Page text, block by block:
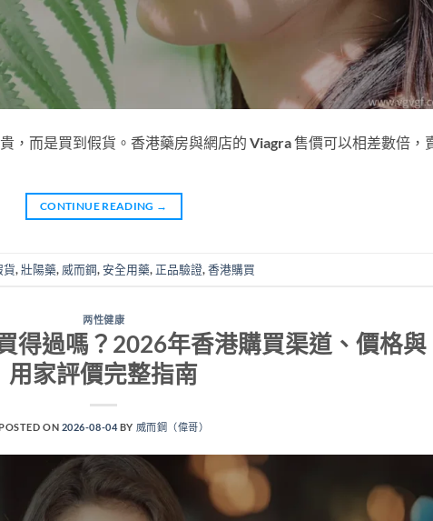
，而是買到假貨。香港藥房與網店的 Viagra 售價可以相差數倍，
CONTINUE READING →
貨,壯陽藥, 威而鋼,安全用藥, 正品驗證,香港購買
两性健康
得過嗎？2026年香港購買渠道、價格與
用家評價完整指南
ON 2026-08-04 BY 威而鋼（偉哥）